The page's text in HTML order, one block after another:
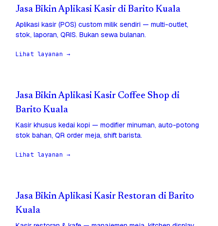
Jasa Bikin Aplikasi Kasir di Barito Kuala
Aplikasi kasir (POS) custom milik sendiri — multi-outlet,
stok, laporan, QRIS. Bukan sewa bulanan.
Lihat layanan →
Jasa Bikin Aplikasi Kasir Coffee Shop di
Barito Kuala
Kasir khusus kedai kopi — modifier minuman, auto-potong
stok bahan, QR order meja, shift barista.
Lihat layanan →
Jasa Bikin Aplikasi Kasir Restoran di Barito
Kuala